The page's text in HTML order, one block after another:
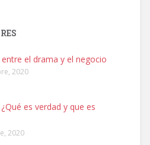
el drama y el negocio
2020
es verdad y que es
2020